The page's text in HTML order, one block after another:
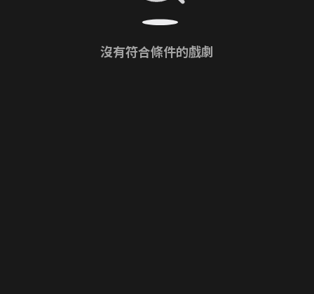
沒有符合條件的戲劇